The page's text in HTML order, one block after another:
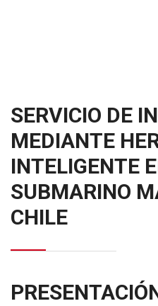
SERVICIO DE
MEDIANTE
INTELIGENTE
SUBMARINO
CHILE